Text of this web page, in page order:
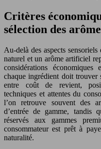
Critères
sélection des
Au-delà des aspects
naturel et un arôme artificiel
considérations
chaque ingrédient doit trouver
entre coût de revient,
techniques et attentes du
l’on retrouve souvent des
d’entrée de gamme, tandis
réservés aux gammes
consommateur est prêt à
naturalité.